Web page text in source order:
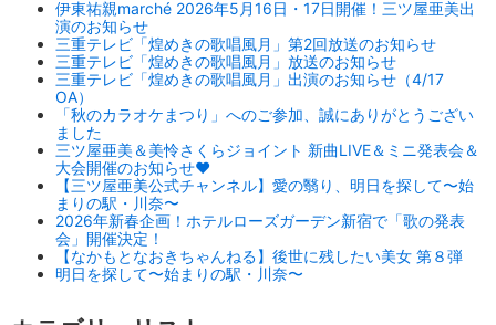
伊東祐親marché 2026年5月16日・17日開催！三ツ屋亜美出
演のお知らせ
三重テレビ「煌めきの歌唱風月」第2回放送のお知らせ
三重テレビ「煌めきの歌唱風月」放送のお知らせ
三重テレビ「煌めきの歌唱風月」出演のお知らせ（4/17
OA）
「秋のカラオケまつり」へのご参加、誠にありがとうござい
ました
三ツ屋亜美＆美怜さくらジョイント 新曲LIVE＆ミニ発表会＆
大会開催のお知らせ♥
【三ツ屋亜美公式チャンネル】愛の翳り、明日を探して〜始
まりの駅・川奈〜
2026年新春企画！ホテルローズガーデン新宿で「歌の発表
会」開催決定！
【なかもとなおきちゃんねる】後世に残したい美女 第８弾
明日を探して〜始まりの駅・川奈〜